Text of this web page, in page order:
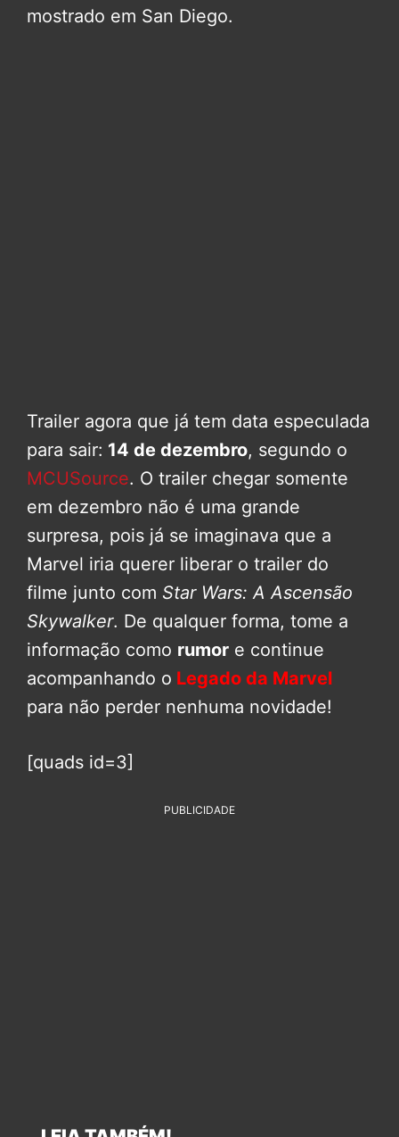
mostrado em San Diego.
Trailer agora que já tem data especulada
para sair: 14 de dezembro, segundo o
MCUSource. O trailer chegar somente
em dezembro não é uma grande
surpresa, pois já se imaginava que a
Marvel iria querer liberar o trailer do
filme junto com Star Wars: A Ascensão
Skywalker. De qualquer forma, tome a
informação como rumor e continue
acompanhando o Legado da Marvel
para não perder nenhuma novidade!
[quads id=3]
PUBLICIDADE